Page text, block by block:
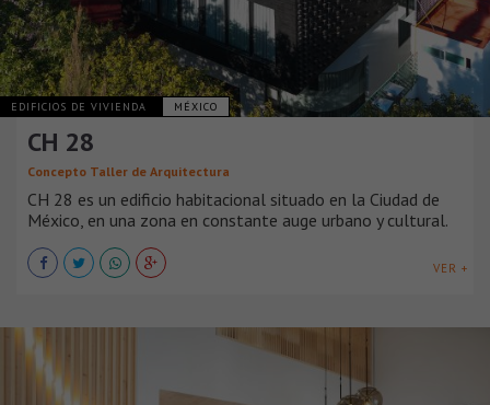
EDIFICIOS DE VIVIENDA MÉXICO
CH 28
Concepto Taller de Arquitectura
CH 28 es un edificio habitacional situado en la Ciudad de
México, en una zona en constante auge urbano y cultural.
VER +